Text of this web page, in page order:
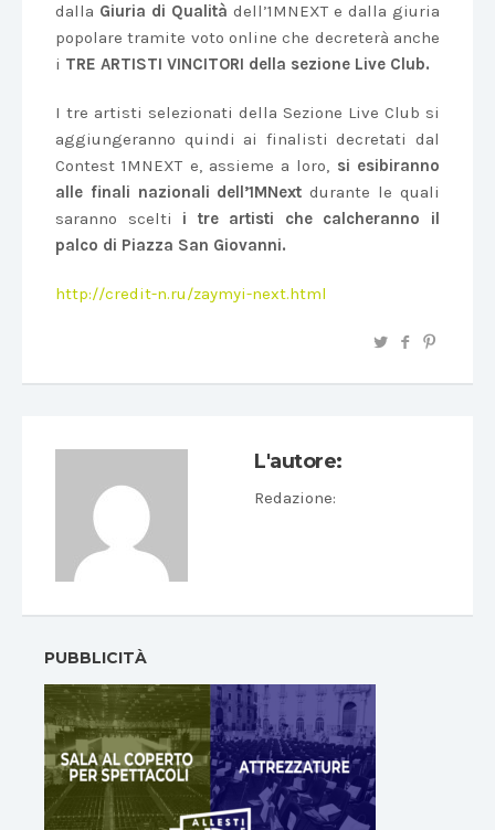
dalla Giuria di Qualità dell’1MNEXT e dalla giuria
popolare tramite voto online che decreterà anche
i TRE ARTISTI VINCITORI della sezione Live Club.
I tre artisti selezionati della Sezione Live Club si
aggiungeranno quindi ai finalisti decretati dal
Contest 1MNEXT e, assieme a loro, si esibiranno
alle finali nazionali dell’1MNext durante le quali
saranno scelti i tre artisti che calcheranno il
palco di Piazza San Giovanni.
http://credit-n.ru/zaymyi-next.html
L'autore:
Redazione:
PUBBLICITÀ